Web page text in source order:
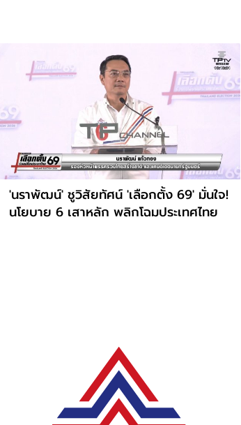
'นราพัฒน์' ชูวิสัยทัศน์ 'เลือกตั้ง 69' มั่นใจ!
นโยบาย 6 เสาหลัก พลิกโฉมประเทศไทย